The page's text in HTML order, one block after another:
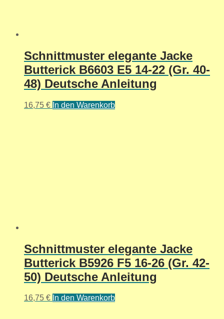
Schnittmuster elegante Jacke
Butterick B6603 E5 14-22 (Gr. 40-
48) Deutsche Anleitung
16,75 € In den Warenkorb
Schnittmuster elegante Jacke
Butterick B5926 F5 16-26 (Gr. 42-
50) Deutsche Anleitung
16,75 € In den Warenkorb